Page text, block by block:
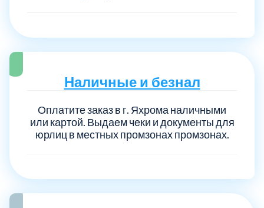
Наличные и безнал
Оплатите заказ в г. Яхрома наличными
или картой. Выдаем чеки и документы для
юрлиц в местных промзонах промзонах.